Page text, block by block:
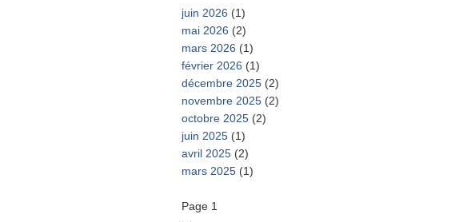
juin 2026 (1)
mai 2026 (2)
mars 2026 (1)
février 2026 (1)
décembre 2025 (2)
novembre 2025 (2)
octobre 2025 (2)
juin 2025 (1)
avril 2025 (2)
mars 2025 (1)
Pagination
Page 1